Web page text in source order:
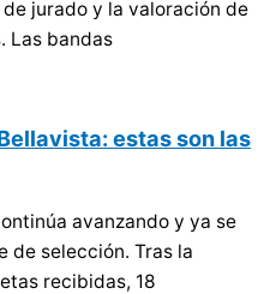
jurado y la valoración de
Las bandas
estas son las
avanzando y ya se
de selección. Tras la
recibidas, 18